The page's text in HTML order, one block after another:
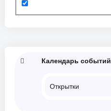
Календарь событий
Открытки